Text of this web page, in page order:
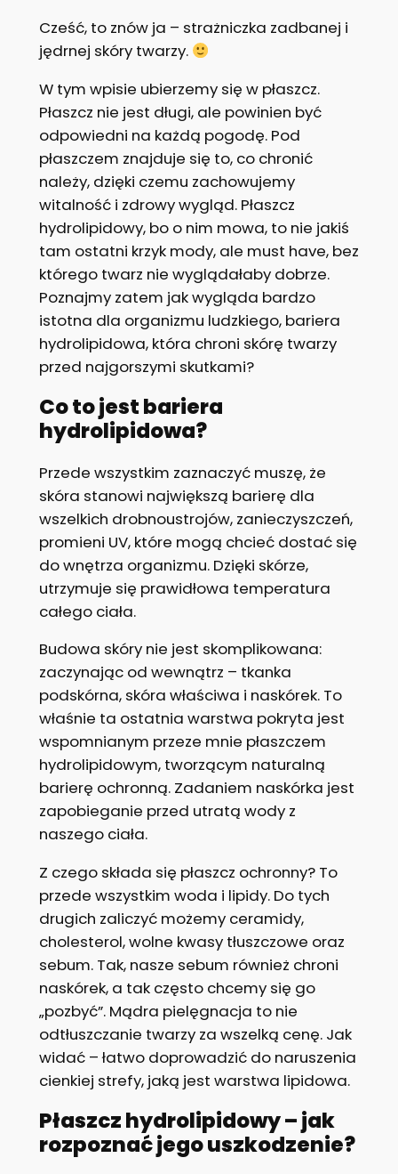
Cześć, to znów ja – strażniczka zadbanej i
jędrnej skóry twarzy.
W tym wpisie ubierzemy się w płaszcz.
Płaszcz nie jest długi, ale powinien być
odpowiedni na każdą pogodę. Pod
płaszczem znajduje się to, co chronić
należy, dzięki czemu zachowujemy
witalność i zdrowy wygląd. Płaszcz
hydrolipidowy, bo o nim mowa, to nie jakiś
tam ostatni krzyk mody, ale must have, bez
którego twarz nie wyglądałaby dobrze.
Poznajmy zatem jak wygląda bardzo
istotna dla organizmu ludzkiego, bariera
hydrolipidowa, która chroni skórę twarzy
przed najgorszymi skutkami?
Co to jest bariera
hydrolipidowa?
Przede wszystkim zaznaczyć muszę, że
skóra stanowi największą barierę dla
wszelkich drobnoustrojów, zanieczyszczeń,
promieni UV, które mogą chcieć dostać się
do wnętrza organizmu. Dzięki skórze,
utrzymuje się prawidłowa temperatura
całego ciała.
Budowa skóry nie jest skomplikowana:
zaczynając od wewnątrz – tkanka
podskórna, skóra właściwa i naskórek. To
właśnie ta ostatnia warstwa pokryta jest
wspomnianym przeze mnie płaszczem
hydrolipidowym, tworzącym naturalną
barierę ochronną. Zadaniem naskórka jest
zapobieganie przed utratą wody z
naszego ciała.
Z czego składa się płaszcz ochronny? To
przede wszystkim woda i lipidy. Do tych
drugich zaliczyć możemy ceramidy,
cholesterol, wolne kwasy tłuszczowe oraz
sebum. Tak, nasze sebum również chroni
naskórek, a tak często chcemy się go
„pozbyć”. Mądra pielęgnacja to nie
odtłuszczanie twarzy za wszelką cenę. Jak
widać – łatwo doprowadzić do naruszenia
cienkiej strefy, jaką jest warstwa lipidowa.
Płaszcz hydrolipidowy – jak
rozpoznać jego uszkodzenie?